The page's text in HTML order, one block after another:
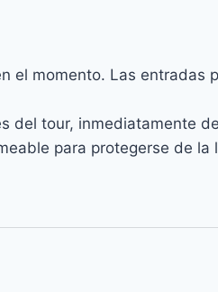
el momento. Las
del tour, inmediatamente
para protegerse de la